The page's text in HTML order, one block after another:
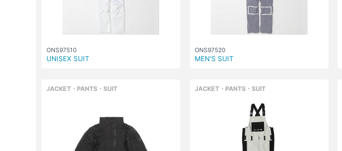
ONS97510
UNISEX SUIT
ONS97520
MEN'S SUIT
JACKET・PANTS・SUIT JACKET・PANTS・SUIT